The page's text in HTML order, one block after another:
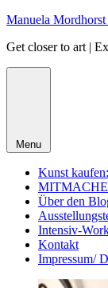
Skip
content
Manuela
Get closer to art |
Menu
Kunst
Über den
Intensiv-
Kontakt
Impressum/